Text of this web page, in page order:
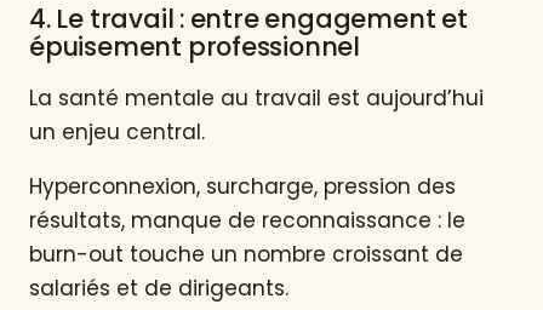
4. Le travail : entre engagement et
épuisement professionnel
La santé mentale au travail est aujourd’hui
un enjeu central.
Hyperconnexion, surcharge, pression des
résultats, manque de reconnaissance : le
burn-out touche un nombre croissant de
salariés et de dirigeants.